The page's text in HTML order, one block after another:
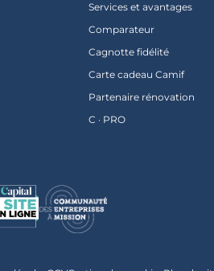
Services et avantages
Comparateur
Cagnotte fidélité
Carte cadeau Camif
Partenaire rénovation
C · PRO